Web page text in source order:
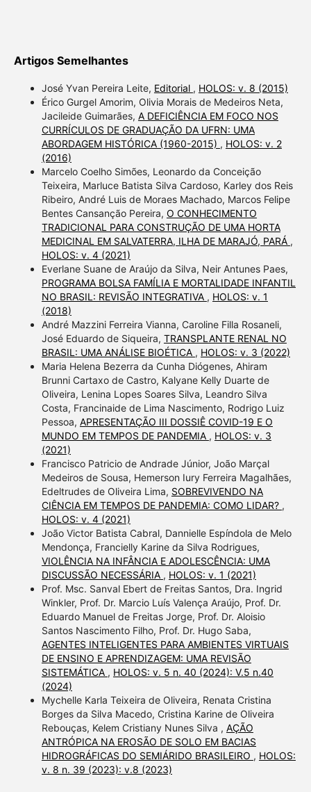
Artigos Semelhantes
José Yvan Pereira Leite, Editorial , HOLOS: v. 8 (2015)
Érico Gurgel Amorim, Olivia Morais de Medeiros Neta,
Jacileide Guimarães, A DEFICIÊNCIA EM FOCO NOS
CURRÍCULOS DE GRADUAÇÃO DA UFRN: UMA
ABORDAGEM HISTÓRICA (1960-2015) , HOLOS: v. 2
(2016)
Marcelo Coelho Simões, Leonardo da Conceição
Teixeira, Marluce Batista Silva Cardoso, Karley dos Reis
Ribeiro, André Luis de Moraes Machado, Marcos Felipe
Bentes Cansanção Pereira, O CONHECIMENTO
TRADICIONAL PARA CONSTRUÇÃO DE UMA HORTA
MEDICINAL EM SALVATERRA, ILHA DE MARAJÓ, PARÁ ,
HOLOS: v. 4 (2021)
Everlane Suane de Araújo da Silva, Neir Antunes Paes,
PROGRAMA BOLSA FAMÍLIA E MORTALIDADE INFANTIL
NO BRASIL: REVISÃO INTEGRATIVA , HOLOS: v. 1
(2018)
André Mazzini Ferreira Vianna, Caroline Filla Rosaneli,
José Eduardo de Siqueira, TRANSPLANTE RENAL NO
BRASIL: UMA ANÁLISE BIOÉTICA , HOLOS: v. 3 (2022)
Maria Helena Bezerra da Cunha Diógenes, Ahiram
Brunni Cartaxo de Castro, Kalyane Kelly Duarte de
Oliveira, Lenina Lopes Soares Silva, Leandro Silva
Costa, Francinaide de Lima Nascimento, Rodrigo Luiz
Pessoa, APRESENTAÇÃO III DOSSIÊ COVID-19 E O
MUNDO EM TEMPOS DE PANDEMIA , HOLOS: v. 3
(2021)
Francisco Patricio de Andrade Júnior, João Marçal
Medeiros de Sousa, Hemerson Iury Ferreira Magalhães,
Edeltrudes de Oliveira Lima, SOBREVIVENDO NA
CIÊNCIA EM TEMPOS DE PANDEMIA: COMO LIDAR? ,
HOLOS: v. 4 (2021)
João Victor Batista Cabral, Dannielle Espíndola de Melo
Mendonça, Francielly Karine da Silva Rodrigues,
VIOLÊNCIA NA INFÂNCIA E ADOLESCÊNCIA: UMA
DISCUSSÃO NECESSÁRIA , HOLOS: v. 1 (2021)
Prof. Msc. Sanval Ebert de Freitas Santos, Dra. Ingrid
Winkler, Prof. Dr. Marcio Luís Valença Araújo, Prof. Dr.
Eduardo Manuel de Freitas Jorge, Prof. Dr. Aloisio
Santos Nascimento Filho, Prof. Dr. Hugo Saba,
AGENTES INTELIGENTES PARA AMBIENTES VIRTUAIS
DE ENSINO E APRENDIZAGEM: UMA REVISÃO
SISTEMÁTICA , HOLOS: v. 5 n. 40 (2024): V.5 n.40
(2024)
Mychelle Karla Teixeira de Oliveira, Renata Cristina
Borges da Silva Macedo, Cristina Karine de Oliveira
Rebouças, Kelem Cristiany Nunes Silva , AÇÃO
ANTRÓPICA NA EROSÃO DE SOLO EM BACIAS
HIDROGRÁFICAS DO SEMIÁRIDO BRASILEIRO , HOLOS:
v. 8 n. 39 (2023): v.8 (2023)